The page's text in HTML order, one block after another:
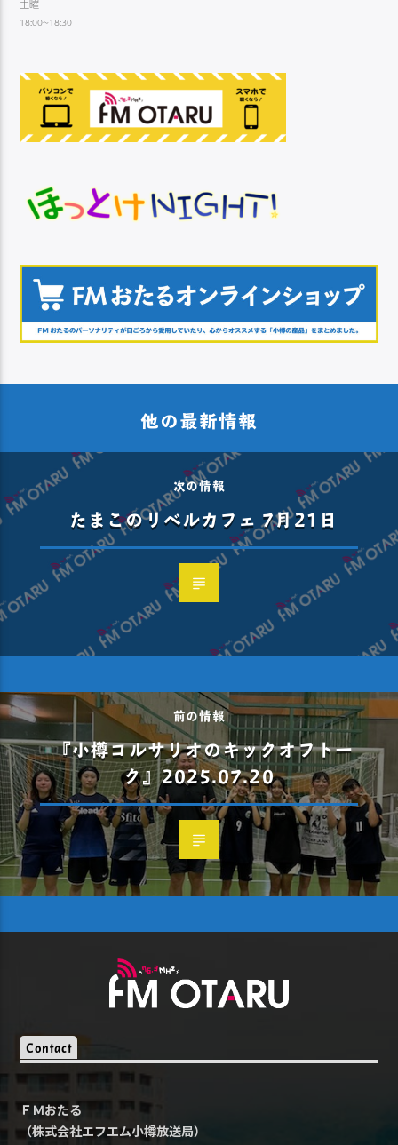
土曜
18:00~18:30
他の最新情報
次の情報
たまこのリベルカフェ 7月21日
前の情報
『小樽コルサリオのキックオフトー
ク』2025.07.20
Contact
ＦＭおたる
（株式会社エフエム小樽放送局）